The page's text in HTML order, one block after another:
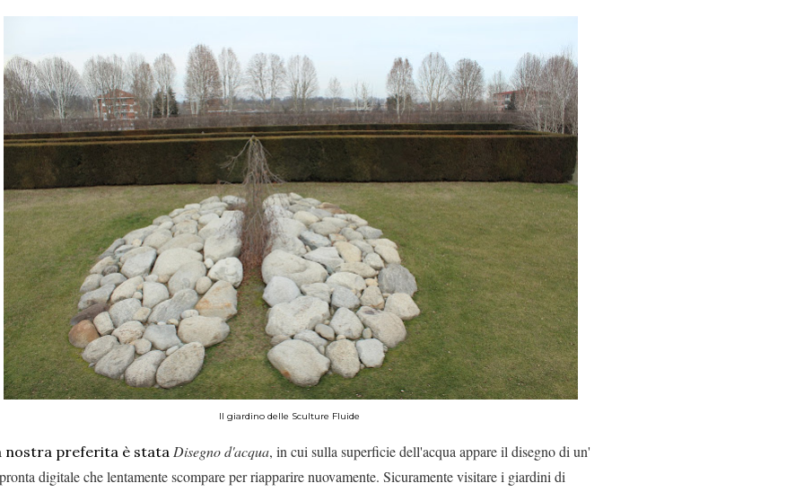
Il giardino delle Sculture Fluide
nostra preferita è stata Disegno d'acqua, in cui sulla superficie dell'acqua appare il disegno di un'
digitale che lentamente scompare per riapparire nuovamente. Sicuramente visitare i giardini di